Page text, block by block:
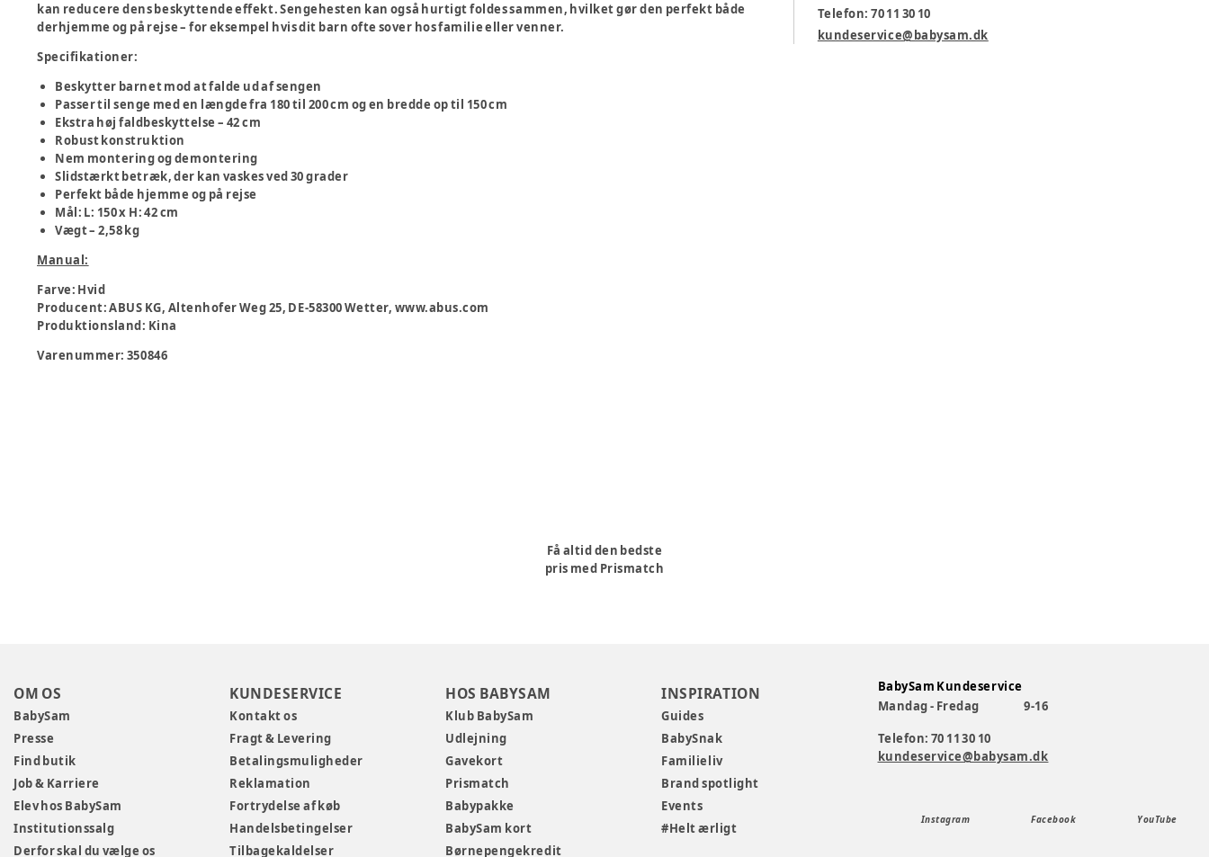
kan reducere dens beskyttende effekt. Sengehesten kan også hurtigt foldes sammen, hvilket gør den perfekt både
derhjemme og på rejse – for eksempel hvis dit barn ofte sover hos familie eller venner.
Specifikationer:
Beskytter barnet mod at falde ud af sengen
Passer til senge med en længde fra 180 til 200 cm og en bredde op til 150 cm
Ekstra høj faldbeskyttelse – 42 cm
Robust konstruktion
Nem montering og demontering
Slidstærkt betræk, der kan vaskes ved 30 grader
Perfekt både hjemme og på rejse
Mål: L: 150 x H: 42 cm
Vægt – 2,58 kg
Manual:
Farve: Hvid
Producent:ABUS KG, Altenhofer Weg 25, DE-58300 Wetter, www.abus.com
Produktionsland: Kina
Varenummer: 350846
Telefon: 70 11 30 10
kundeservice@babysam.dk
Få altid den bedste
pris med Prismatch
OM OS
BabySam
Presse
Find butik
Job & Karriere
Elev hos BabySam
Institutionssalg
Derfor skal du vælge os
KUNDESERVICE
Kontakt os
Fragt & Levering
Betalingsmuligheder
Reklamation
Fortrydelse af køb
Handelsbetingelser
Tilbagekaldelser
HOS BABYSAM
Klub BabySam
Udlejning
Gavekort
Prismatch
Babypakke
BabySam kort
Børnepengekredit
INSPIRATION
Guides
BabySnak
Familieliv
Brand spotlight
Events
#Helt ærligt
BabySam Kundeservice
Mandag - Fredag
9-16
Telefon: 70 11 30 10
kundeservice@babysam.dk
Instagram Facebook YouTube